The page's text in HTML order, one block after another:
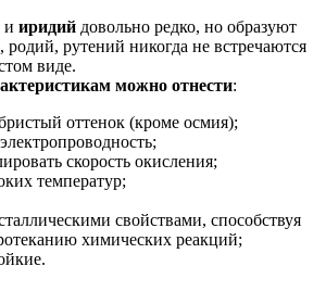
и иридий довольно редко, но образуют
рутений никогда не встречаются
виде.
можно отнести:
оттенок (кроме осмия);
скорость окисления;
температур;
свойствами, способствуя
химических реакций;